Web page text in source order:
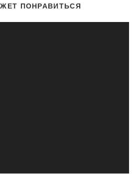
ПОНРАВИТЬСЯ